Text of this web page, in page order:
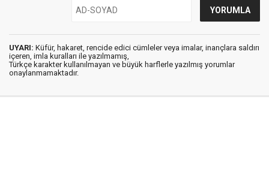
UYARI: Küfür, hakaret, rencide edici cümleler veya imalar, inançlara saldırı
içeren, imla kuralları ile yazılmamış,
Türkçe karakter kullanılmayan ve büyük harflerle yazılmış yorumlar
onaylanmamaktadır.